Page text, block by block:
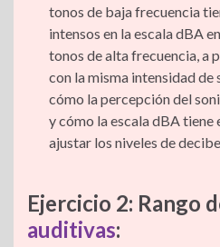
tonos de baja frecuencia
intensos en la escala dBA
tonos de alta frecuencia, a
con la misma intensidad de
cómo la percepción del
y cómo la escala dBA tiene
ajustar los niveles de
Ejercicio 2: Rango
auditivas: